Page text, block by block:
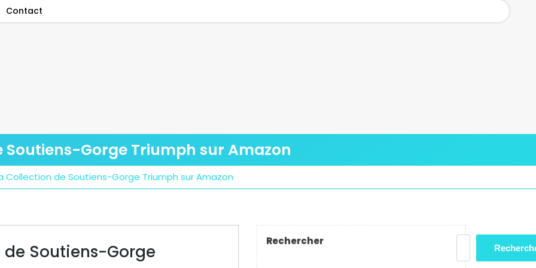
Contact
Soutiens-Gorge Triumph sur Amazon
Collection de Soutiens-Gorge Triumph sur Amazon
Soutiens-Gorge
Rechercher